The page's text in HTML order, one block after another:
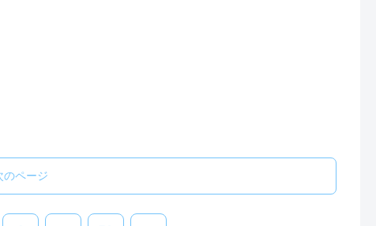
のページ